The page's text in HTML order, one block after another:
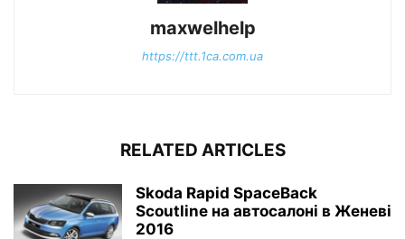
maxwelhelp
https://ttt.1ca.com.ua
RELATED ARTICLES
Skoda Rapid SpaceBack
Scoutline на автосалоні в Женеві
2016